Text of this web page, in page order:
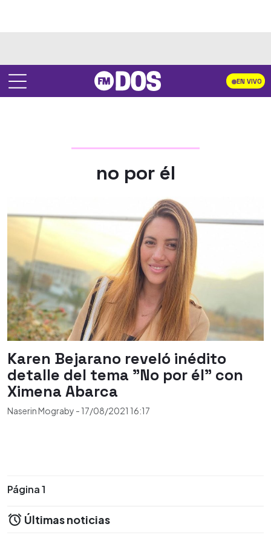
EN VIVO
no por él
Karen Bejarano reveló inédito
detalle del tema "No por él" con
Ximena Abarca
Naserin Mograby - 17/08/2021 16:17
Página 1
Últimas noticias